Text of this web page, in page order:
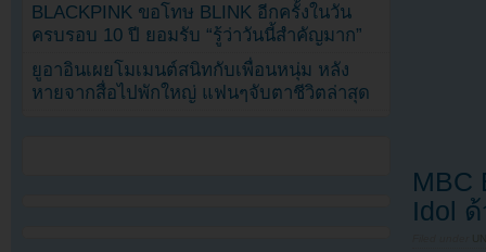
MBC
Idol
BLACKPINK ขอโทษ BLINK อีกครั้งในวัน
ครบรอบ 10 ปี ยอมรับ “รู้ว่าวันนี้สำคัญมาก”
ยูอาอินเผยโมเมนต์สนิทกับเพื่อนหนุ่ม หลัง
หายจากสื่อไปพักใหญ่ แฟนๆจับตาชีวิตล่าสุด